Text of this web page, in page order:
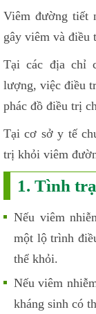
Viêm đường tiết
gây viêm và điều
Tại các địa chỉ
lượng, việc điều
phác đồ điều trị
Tại cơ sở y tế
trị khỏi viêm
1. Tình
Nếu viêm
một lộ trình
thể khỏi.
Nếu viêm
kháng sinh có